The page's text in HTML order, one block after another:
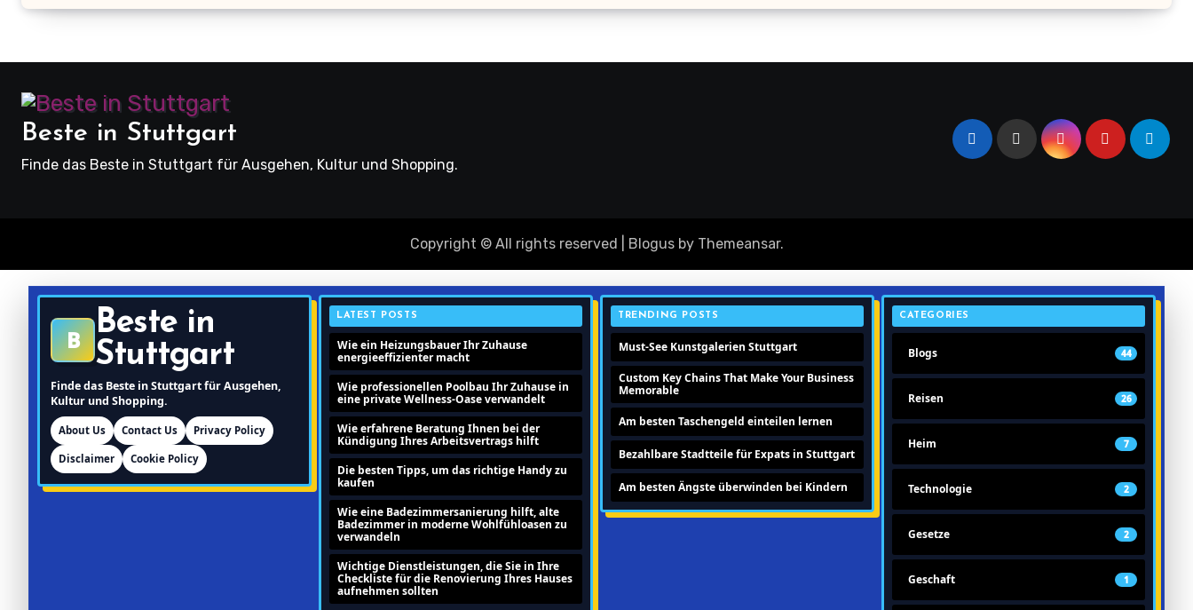
Beste in Stuttgart
Finde das Beste in Stuttgart für Ausgehen, Kultur und Shopping.
Copyright © All rights reserved Blogusby Themeansar.
B
Beste in
Stuttgart
Finde das Beste in Stuttgart für Ausgehen,
Kultur und Shopping.
About Us Contact Us Privacy Policy
Disclaimer Cookie Policy
LATEST POSTS
Wie ein Heizungsbauer Ihr Zuhause
energieeffizienter macht
Wie professionellen Poolbau Ihr Zuhause in
eine private Wellness-Oase verwandelt
Wie erfahrene Beratung Ihnen bei der
Kündigung Ihres Arbeitsvertrags hilft
Die besten Tipps, um das richtige Handy zu
kaufen
Wie eine Badezimmersanierung hilft, alte
Badezimmer in moderne Wohlfühloasen zu
verwandeln
Wichtige Dienstleistungen, die Sie in Ihre
Checkliste für die Renovierung Ihres Hauses
aufnehmen sollten
TRENDING POSTS
Must-See Kunstgalerien Stuttgart
Custom Key Chains That Make Your Business
Memorable
Am besten Taschengeld einteilen lernen
Bezahlbare Stadtteile für Expats in Stuttgart
Am besten Ängste überwinden bei Kindern
CATEGORIES
Blogs 44
Reisen 26
Heim 7
Technologie 2
Gesetze 2
Geschaft 1